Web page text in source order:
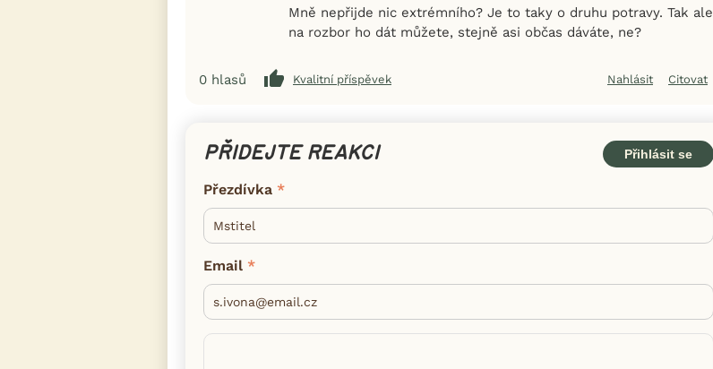
Mně nepřijde nic extrémního? Je to taky o druhu potravy. Tak ale
na rozbor ho dát můžete, stejně asi občas dáváte, ne?
0 hlasů Kvalitní příspěvek Nahlásit Citovat
PŘIDEJTE REAKCI Přihlásit se
Přezdívka
Email